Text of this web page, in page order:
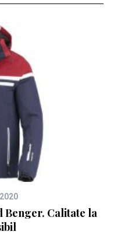
Benger. Calitate la